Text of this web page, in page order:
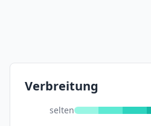
Verbreitung
selten